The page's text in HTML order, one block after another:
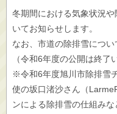
冬期間における気象状況
いてお知らせします。
なお、市道の除排雪につ
（令和6年度の公開は終了
※令和6年度旭川市除排雪
使の坂口渚沙さん（
ンによる除排雪の仕組み